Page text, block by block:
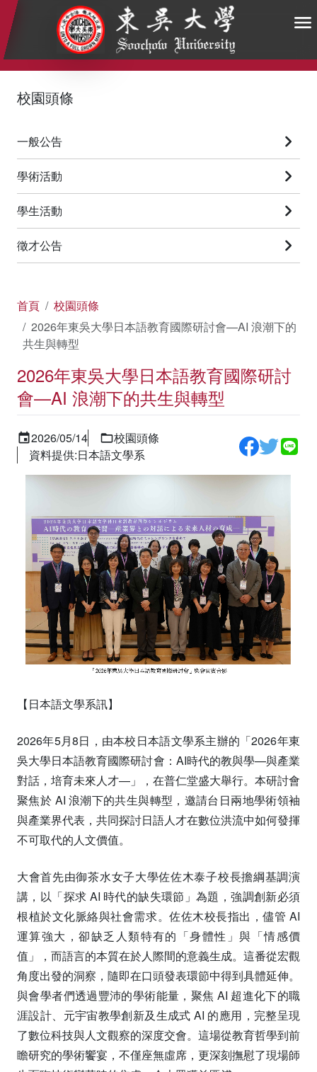
:::
校園頭條
一般公告
學術活動
學生活動
徵才公告
首頁
校園頭條
2026年東吳大學日本語教育國際研討會—AI 浪潮下的
共生與轉型
2026年東吳大學日本語教育國際研討
會—AI 浪潮下的共生與轉型
2026/05/14
校園頭條
資料提供:日本語文學系
【日本語文學系訊】
2026年5月8日，由本校日本語文學系主辦的「2026年東
吳大學日本語教育國際研討會：AI時代的教與學—與產業
對話，培育未來人才—」，在普仁堂盛大舉行。本研討會
聚焦於 AI 浪潮下的共生與轉型，邀請台日兩地學術領袖
與產業界代表，共同探討日語人才在數位洪流中如何發揮
不可取代的人文價值。
大會首先由御茶水女子大學佐佐木泰子校長擔綱基調演
講，以「探求 AI 時代的缺失環節」為題，強調創新必須
根植於文化脈絡與社會需求。佐佐木校長指出，儘管 AI
運算強大，卻缺乏人類特有的「身體性」與「情感價
值」，而語言的本質在於人際間的意義生成。這番從宏觀
角度出發的洞察，隨即在口頭發表環節中得到具體延伸。
與會學者們透過豐沛的學術能量，聚焦 AI 超進化下的職
涯設計、元宇宙教學創新及生成式 AI 的應用，完整呈現
了數位科技與人文觀察的深度交會。這場從教育哲學到前
瞻研究的學術饗宴，不僅座無虛席，更深刻撫慰了現場師